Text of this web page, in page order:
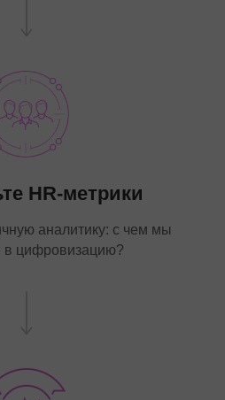
HR-метрики
аналитику: с чем мы
в цифровизацию?